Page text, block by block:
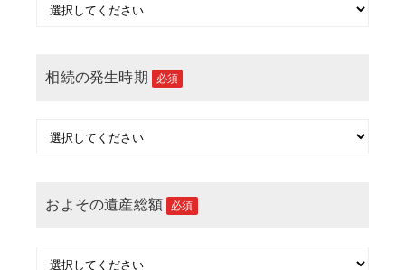
相続の発生時期 必須
およその遺産総額 必須